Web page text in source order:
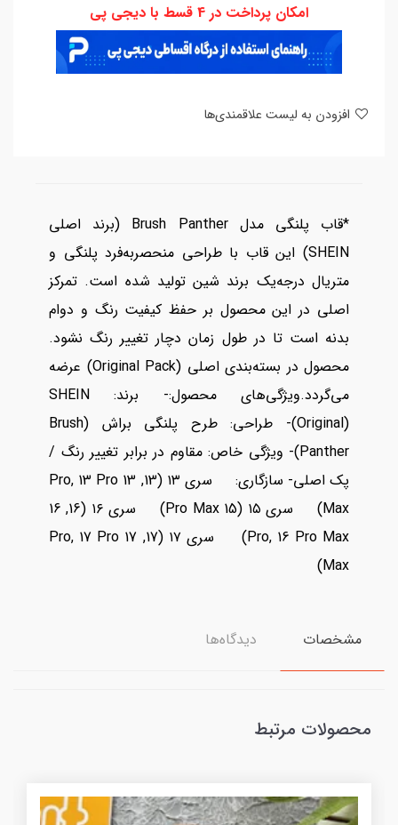
امکان پرداخت در 4 قسط با دیجی پی
*قاب پلنگی مدل Brush Panther (برند اصلی
SHEIN) این قاب با طراحی منحصر‌به‌فرد پلنگی و
متریال درجه‌یک برند شین تولید شده است. تمرکز
اصلی در این محصول بر حفظ کیفیت رنگ و دوام
بدنه است تا در طول زمان دچار تغییر رنگ نشود.
محصول در بسته‌بندی اصلی (Original Pack) عرضه
می‌گردد.ویژگی‌های محصول:- برند: SHEIN
(Original)- طراحی: طرح پلنگی براش (Brush
Panther)- ویژگی خاص: مقاوم در برابر تغییر رنگ /
پک اصلی- سازگاری: سری ۱۳ (13, 13 Pro, 13 Pro
Max) سری ۱۵ (15 Pro Max) سری ۱۶ (16, 16
Pro, 16 Pro Max) سری ۱۷ (17, 17 Pro, 17 Pro
Max)
مشخصات دیدگاه‌ها
محصولات مرتبط